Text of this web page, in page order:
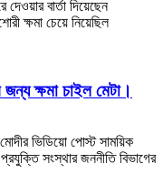
বার্তা দিয়েছেন
ক্ষমা চেয়ে নিয়েছিল
ক্ষমা চাইল মেটা।
ভিডিয়ো পোস্ট সাময়িক
প্রযুক্তি সংস্থার জননীতি বিভাগের